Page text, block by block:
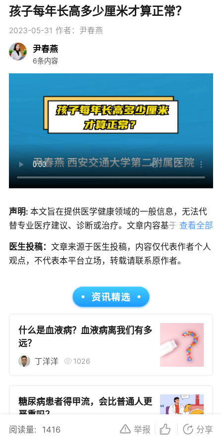
孩子每年长高多少厘米才算正常？
2023-05-31 作者：尹春燕
尹春燕
6条内容
声明: 本文旨在提供医学健康领域的一般信息，无法代
替专业医疗建议、诊断或治疗。文章内容基于当前的医
能随时更新，因此建议读者获取最新的医学指导。如果
您是患者，请在做出任何健康决策前咨询合格的医疗专
据，紧急医疗情况应立即寻求专业医疗服务；如果您是
医务人员，本文内容旨在作为教育和信息更新的资源。
在临床实践中应用本文信息时，应结合您的专业判断和
患者的具体情况。
查看全部
医生投稿： 文章来源于医生投稿，内容仅代表作者个人
观点，不代表本平台立场，转载请联系原作者。
什么是血液病？血液病离我们有多
远？
丁洋洋 1026
糖尿病患者得甲流，会比普通人更
严重吗？
健客医生
阅读量: 1416 举报 分享